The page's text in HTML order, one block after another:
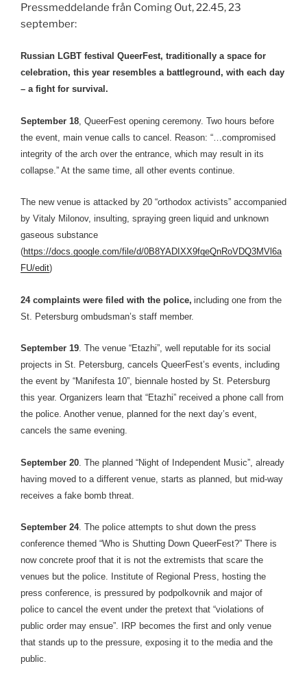
Pressmeddelande från Coming Out, 22.45, 23
september:
Russian LGBT festival QueerFest, traditionally a space for
celebration, this year resembles a battleground, with each day
– a fight for survival.
September 18 , QueerFest opening ceremony. Two hours before
the event, main venue calls to cancel. Reason: “…compromised
integrity of the arch over the entrance, which may result in its
collapse.” At the same time, all other events continue.
The new venue is attacked by 20 “orthodox activists” accompanied
by Vitaly Milonov, insulting, spraying green liquid and unknown
gaseous substance
(https://docs.google.com/file/d/0B8YADIXX9fqeQnRoVDQ3MVl6a
FU/edit)
24 complaints were filed with the police, including one from the
St. Petersburg ombudsman’s staff member.
September 19. The venue “Etazhi”, well reputable for its social
projects in St. Petersburg, cancels QueerFest’s events, including
the event by “Manifesta 10”, biennale hosted by St. Petersburg
this year. Organizers learn that “Etazhi” received a phone call from
the police. Another venue, planned for the next day’s event,
cancels the same evening.
September 20 . The planned “Night of Independent Music”, already
having moved to a different venue, starts as planned, but mid-way
receives a fake bomb threat.
September 24. The police attempts to shut down the press
conference themed “Who is Shutting Down QueerFest?” There is
now concrete proof that it is not the extremists that scare the
venues but the police. Institute of Regional Press, hosting the
press conference, is pressured by podpolkovnik and major of
police to cancel the event under the pretext that “violations of
public order may ensue”. IRP becomes the first and only venue
that stands up to the pressure, exposing it to the media and the
public.